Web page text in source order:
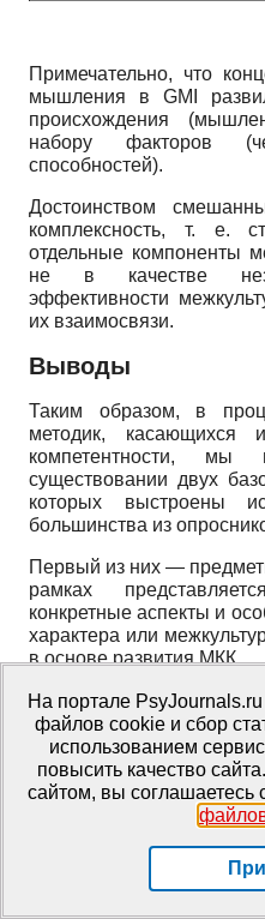
Примечательно, что
мышления в GMI
происхождения
набору факторов
способностей).
Достоинством
комплексность, т. е.
отдельные компоненты
не в качестве
эффективности
их взаимосвязи.
Выводы
Таким образом, в
методик, касающихся
компетентности,
существовании двух
которых выстроены
большинства из
Первый из них —
рамках
конкретные аспекты и
характера или
в основе развития МКК.
Другой подход,
называемые смешанные
его русле,
понятием,
несколько групп
мировоззрения и
рассмотрения
компонентами, которые,
На портале
файлов cookie и сбор
использованием
повысить качество
сайтом, вы соглашаетесь